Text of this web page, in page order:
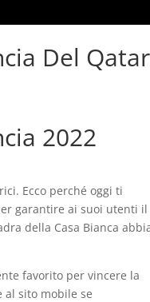
Del Qatar
2022
Ecco perché oggi ti
garantire ai suoi utenti il
della Casa Bianca
favorito per vincere la
al sito mobile se